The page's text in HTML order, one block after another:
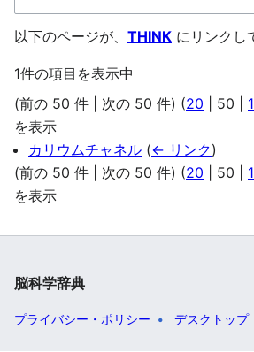
以下のページが、 THINK にリンクし
1件の項目を表示中
(前の 50 件 次の 50 件) (20 50
を表示
カリウムチャネル (← リンク)
(前の 50 件 次の 50 件) (20 50
を表示
脳科学辞典
プライバシー・ポリシー デスクトップ